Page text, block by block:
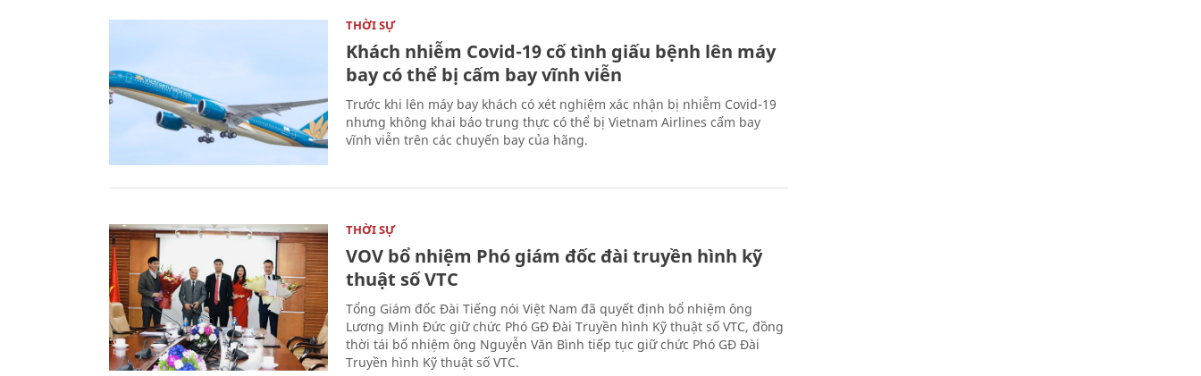
THỜI SỰ
Khách nhiễm Covid-19 cố tình giấu bệnh lên máy
bay có thể bị cấm bay vĩnh viễn
Trước khi lên máy bay khách có xét nghiệm xác nhận bị nhiễm Covid-19
nhưng không khai báo trung thực có thể bị Vietnam Airlines cấm bay
vĩnh viễn trên các chuyến bay của hãng.
THỜI SỰ
VOV bổ nhiệm Phó giám đốc đài truyền hình kỹ
thuật số VTC
Tổng Giám đốc Đài Tiếng nói Việt Nam đã quyết định bổ nhiệm ông
Lương Minh Đức giữ chức Phó GĐ Đài Truyền hình Kỹ thuật số VTC, đồng
thời tái bổ nhiệm ông Nguyễn Văn Bình tiếp tục giữ chức Phó GĐ Đài
Truyền hình Kỹ thuật số VTC.